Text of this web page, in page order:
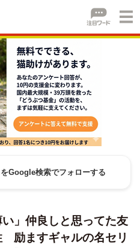
Google検索でフォローする
い」仲良しと思ってた友
励ますギャルの名セリ